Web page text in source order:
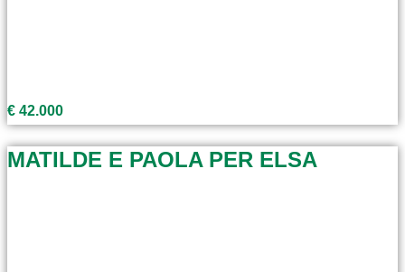
€ 42.000
MATILDE E PAOLA PER ELSA